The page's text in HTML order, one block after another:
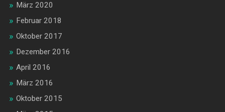
März 2020
Februar 2018
Oktober 2017
Dezember 2016
April 2016
März 2016
Oktober 2015